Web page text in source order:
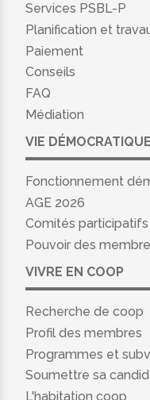
Services PSBL-P
Planification et
Paiement
Conseils
FAQ
Médiation
VIE DÉMOCRATIQUE
Fonctionnement
AGE 2026
Comités participatifs
Pouvoir des
VIVRE EN COOP
Recherche de coop
Profil des membres
Programmes et
Soumettre sa
L'habitation coop